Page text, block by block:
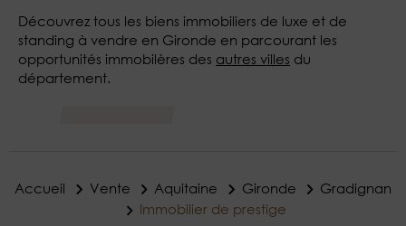
Découvrez tous les biens immobiliers de luxe et de
standing à vendre en Gironde en parcourant les
opportunités immobilères des autres villes du
département.
Accueil Vente Aquitaine Gironde
Gradignan
Immobilier de prestige